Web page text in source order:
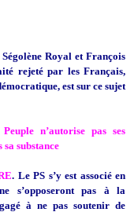
Royal et François
rejeté par les Français,
est sur ce sujet
n’autorise pas ses
substance
. Le PS s’y est associé en
s’opposeront pas à la
à ne pas soutenir de